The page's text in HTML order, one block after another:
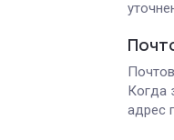
Когда
адрес